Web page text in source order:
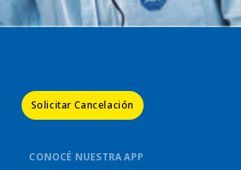
Solicitar Cancelación
CONOCÉ NUESTRA APP